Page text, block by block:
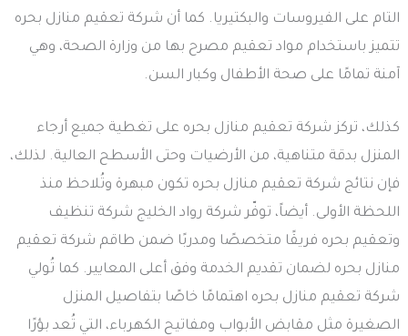
التام على الفيروسات والبكتيريا. كما أن شركة تعقيم منازل بحره
تتميز باستخدام مواد تعقيم مصرح بها من وزارة الصحة، وهي
آمنة تمامًا على صحة الأطفال وكبار السن.
كذلك، تركز شركة تعقيم منازل بحره على تغطية جميع أرجاء
المنزل بدقة متناهية، من الأرضيات وحتى الأسطح العالية. لذلك،
فإن نتائج شركة تعقيم منازل بحره تكون مبهرة وتُلاحظ منذ
اللحظة الأولى. أيضاً، توفّر شركة رواد الخليج شركة تنظيف
وتعقيم بحره فريقًا متخصصًا ومدربًا ضمن طاقم شركة تعقيم
منازل بحره لضمان تقديم الخدمة وفق أعلى المعايير. كما تُولي
شركة تعقيم منازل بحره اهتمامًا خاصًا بتفاصيل المنزل
الصغيرة مثل مقابض الأبواب ومفاتيح الكهرباء، التي تُعد بؤرًا